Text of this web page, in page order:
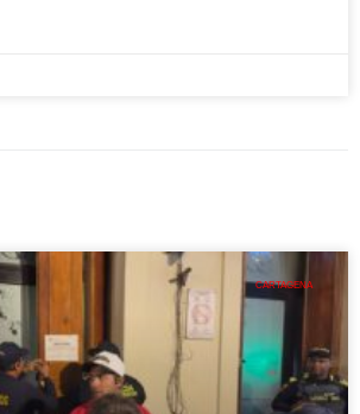
CARTAGENA